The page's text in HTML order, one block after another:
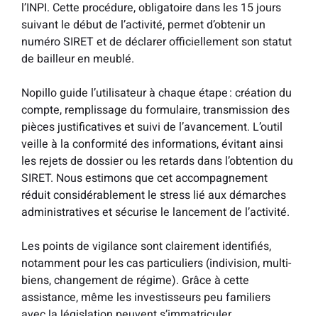
l’INPI. Cette procédure, obligatoire dans les 15 jours
suivant le début de l’activité, permet d’obtenir un
numéro SIRET et de déclarer officiellement son statut
de bailleur en meublé.
Nopillo guide l’utilisateur à chaque étape : création du
compte, remplissage du formulaire, transmission des
pièces justificatives et suivi de l’avancement. L’outil
veille à la conformité des informations, évitant ainsi
les rejets de dossier ou les retards dans l’obtention du
SIRET. Nous estimons que cet accompagnement
réduit considérablement le stress lié aux démarches
administratives et sécurise le lancement de l’activité.
Les points de vigilance sont clairement identifiés,
notamment pour les cas particuliers (indivision, multi-
biens, changement de régime). Grâce à cette
assistance, même les investisseurs peu familiers